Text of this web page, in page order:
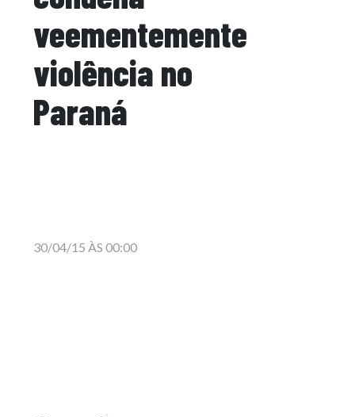
veementemente
violência no
Paraná
30/04/15 ÀS 00:00